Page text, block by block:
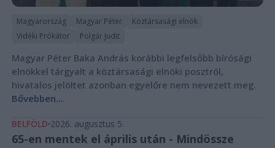
Magyarország Magyar Péter
Köztársasági elnök
Vidéki Prókátor
Polgár Judit
Magyar Péter Baka András korábbi legfelsőbb bírósági
elnökkel tárgyalt a köztársasági elnöki posztról,
hivatalos jelöltet azonban egyelőre nem nevezett meg.
Bővebben...
BELFÖLD 2026. augusztus 5.
65-en mentek el április után - Mindössze